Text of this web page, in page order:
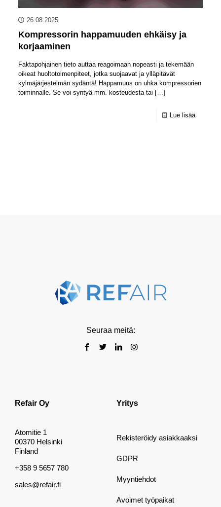
26.08.2025
Kompressorin happamuuden ehkäisy ja
korjaaminen
Faktapohjainen tieto auttaa reagoimaan nopeasti ja tekemään
oikeat huoltotoimenpiteet, jotka suojaavat ja ylläpitävät
kylmäjärjestelmän sydäntä! Happamuus on uhka kompressorien
toiminnalle. Se voi syntyä mm. kosteudesta tai […]
Lue lisää
Seuraa meitä:
Refair Oy
Atomitie 1
00370 Helsinki
Finland
+358 9 5657 780
sales@refair.fi
Yritys
Rekisteröidy asiakkaaksi
GDPR
Myyntiehdot
Avoimet työpaikat